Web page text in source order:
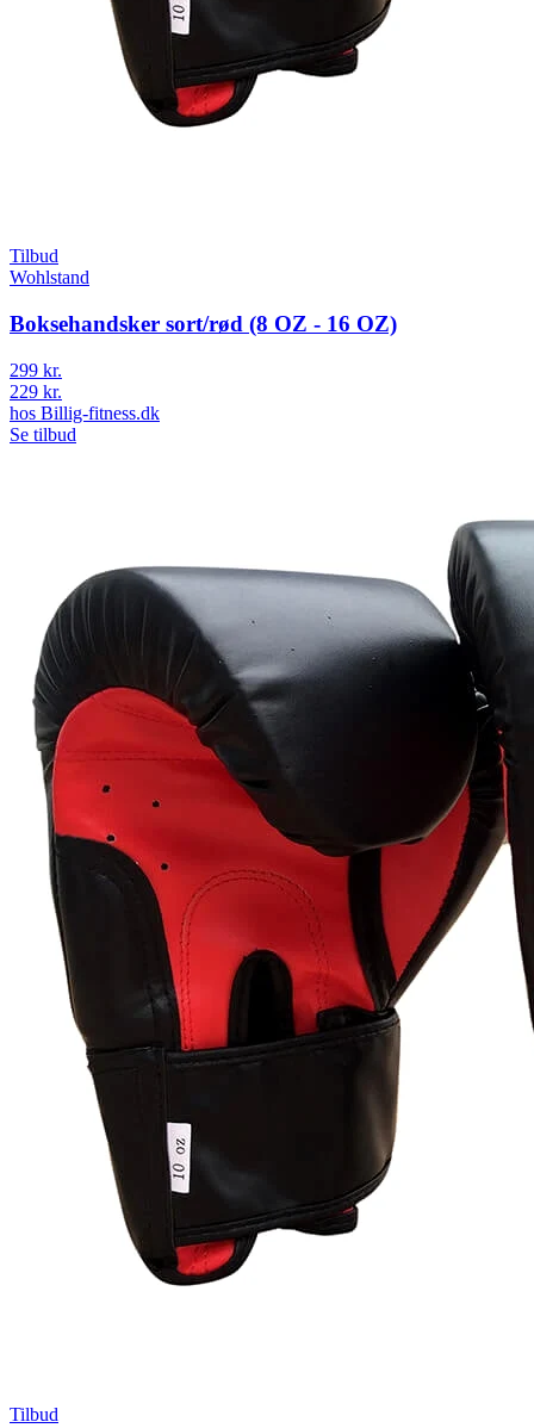
Tilbud
Wohlstand
Boksehandsker sort/rød (8 OZ - 16 OZ)
299 kr.
229 kr.
hos Billig-fitness.dk
Se tilbud
Tilbud